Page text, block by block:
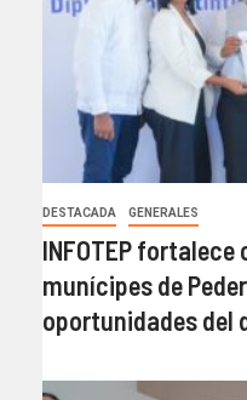
DESTACADA GENERALES
INFOTEP
munícipes de
oportunidades del